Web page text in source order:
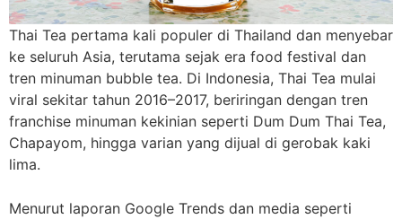
Thai Tea pertama kali populer di Thailand dan menyebar
ke seluruh Asia, terutama sejak era food festival dan
tren minuman bubble tea. Di Indonesia, Thai Tea mulai
viral sekitar tahun 2016–2017, beriringan dengan tren
franchise minuman kekinian seperti Dum Dum Thai Tea,
Chapayom, hingga varian yang dijual di gerobak kaki
lima.
Menurut laporan Google Trends dan media seperti